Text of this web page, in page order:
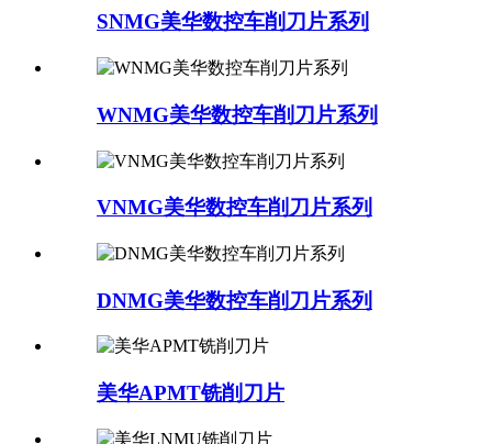
SNMG美华数控车削刀片系列
WNMG美华数控车削刀片系列
VNMG美华数控车削刀片系列
DNMG美华数控车削刀片系列
美华APMT铣削刀片